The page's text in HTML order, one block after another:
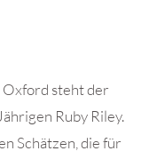
Oxford steht der
Ruby Riley.
Schätzen, die für